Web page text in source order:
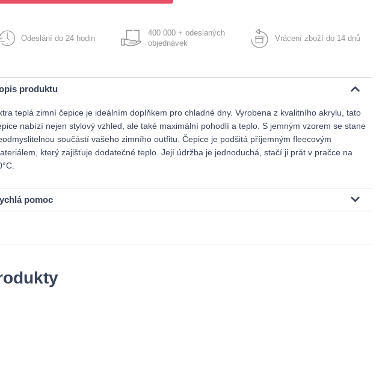
Odeslání do 24 hodin
400 000 + odeslaných
objednávek
Vrácení zboží do 14 dnů
produktu
teplá zimní čepice je ideálním doplňkem pro chladné dny. Vyrobena z kvalitního akrylu, tato
nabízí nejen stylový vzhled, ale také maximální pohodlí a teplo. S jemným vzorem se stane
součástí vašeho zimního outfitu. Čepice je podšitá příjemným fleecovým
který zajišťuje dodatečné teplo. Její údržba je jednoduchá, stačí ji prát v pračce na
pomoc